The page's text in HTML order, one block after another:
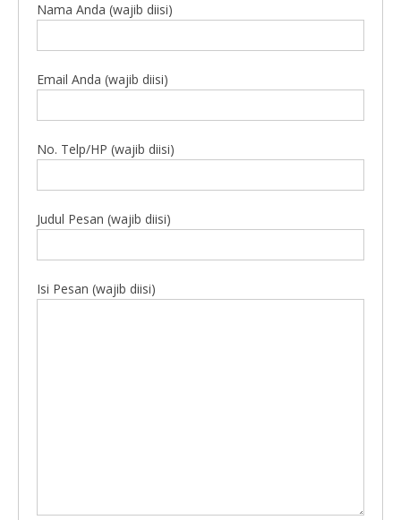
Nama Anda (wajib diisi)
Email Anda (wajib diisi)
No. Telp/HP (wajib diisi)
Judul Pesan (wajib diisi)
Isi Pesan (wajib diisi)